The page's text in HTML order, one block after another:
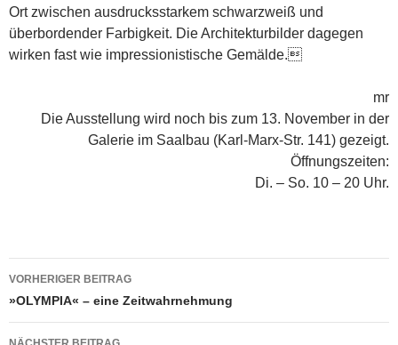
Ort zwischen ausdrucksstarkem schwarzweiß und
überbordender Farbigkeit. Die Architekturbilder dagegen
wirken fast wie impressionistische Gemälde.
mr
Die Ausstellung wird noch bis zum 13. November in der
Galerie im Saalbau (Karl-Marx-Str. 141) gezeigt.
Öffnungszeiten:
Di. – So. 10 – 20 Uhr.
Beitragsnavigation
VORHERIGER BEITRAG
»OLYMPIA« – eine Zeitwahrnehmung